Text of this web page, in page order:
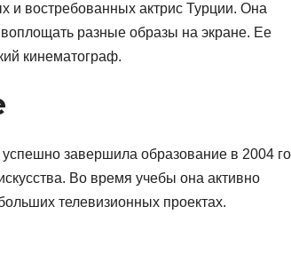
и востребованных актрис Турции. Она
разные образы на экране. Ее
кинематограф.
завершила образование в 2004
Во время учебы она активно
телевизионных проектах.